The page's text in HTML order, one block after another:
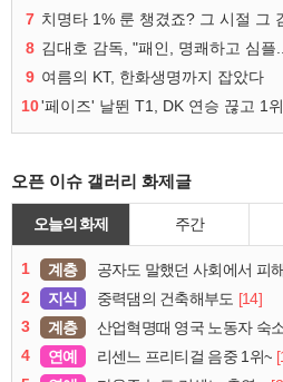
7 치명타 1% 룬 챙겼죠? 그 시절 그
8 김대호 감독, "패인, 명쾌하고 심플
9 여름의 KT, 한화생명까지 잡았다
10'페이즈' 날뛴 T1, DK 연승 끊고 1
오픈 이슈 갤러리 화제글
오늘의 화제 주간
1 계층 공자도 말했던 사회에서 피
2
지식 중력댐의 건축해부도 [14]
3
계층 산업혁명때 영국 노동자 숙
4
연예 리센느 프리티걸 음중 1위~